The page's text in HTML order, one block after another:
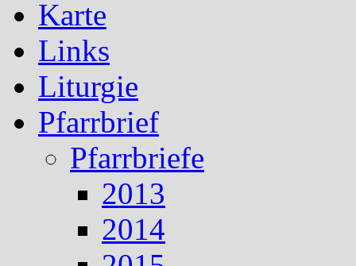
Karte
Links
Liturgie
Pfarrbrief
Pfarrbriefe
2013
2014